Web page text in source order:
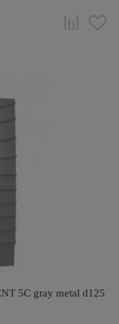
5C gray metal d125